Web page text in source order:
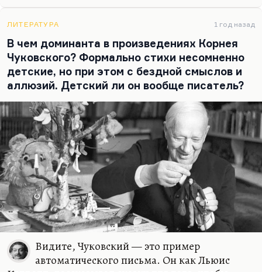
ЛИТЕРАТУРА 1 год назад
В чем доминанта в произведениях Корнея
Чуковского? Формально стихи несомненно
детские, но при этом с бездной смыслов и
аллюзий. Детский ли он вообще писатель?
Видите, Чуковский — это пример
автоматического письма. Он как Льюис